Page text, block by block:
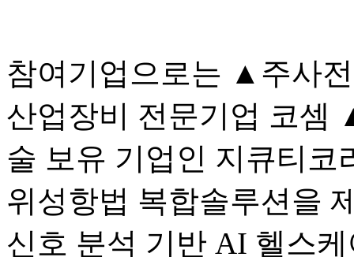
참여기업으로는 ▲주사
산업장비 전문기업 코셈
술 보유 기업인 지큐티코
위성항법 복합솔루션을
신호 분석 기반 AI 헬스